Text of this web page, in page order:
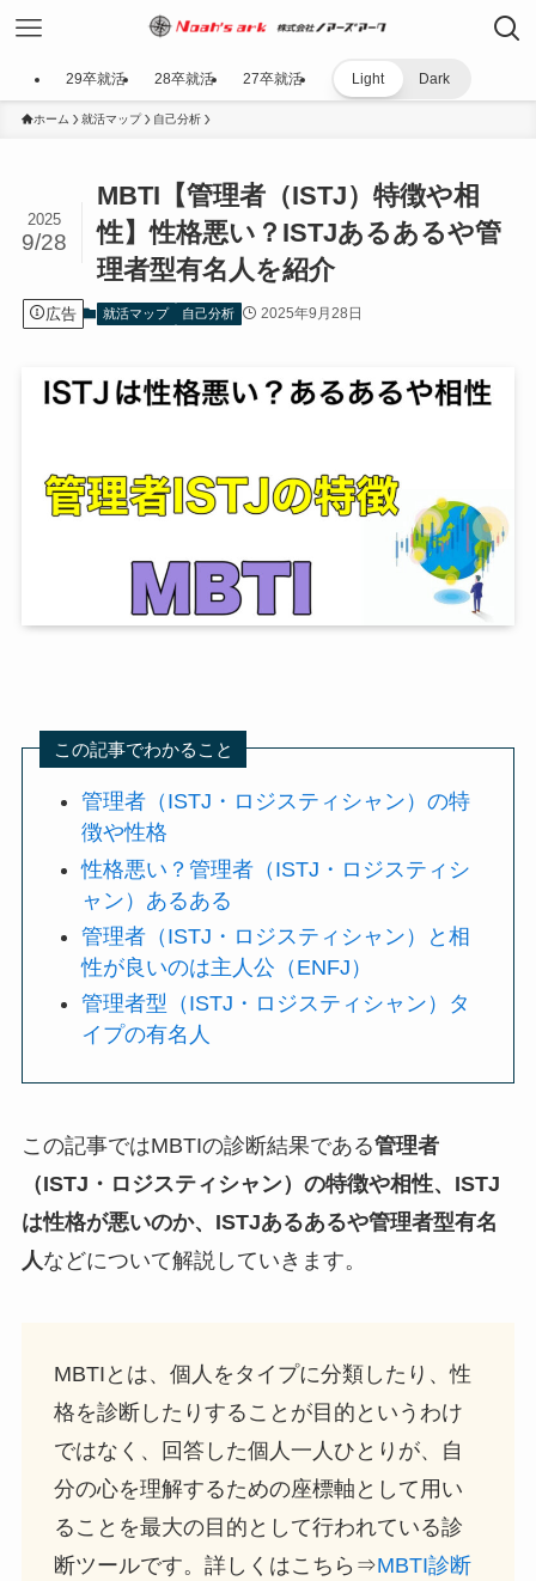
29卒就活 28卒就活 27卒就活 Light Dark
ホーム 就活マップ 自己分析
MBTI【管理者（ISTJ）特徴や相
性】性格悪い？ISTJあるあるや管
理者型有名人を紹介
2025
9/28
広告 就活マップ 自己分析 2025年9月28日
この記事でわかること
管理者（ISTJ・ロジスティシャン）の特
徴や性格
性格悪い？管理者（ISTJ・ロジスティシ
ャン）あるある
管理者（ISTJ・ロジスティシャン）と相
性が良いのは主人公（ENFJ）
管理者型（ISTJ・ロジスティシャン）タ
イプの有名人
この記事ではMBTIの診断結果である管理者
（ISTJ・ロジスティシャン）の特徴や相性、ISTJ
は性格が悪いのか、ISTJあるあるや管理者型有名
人などについて解説していきます。
MBTIとは、個人をタイプに分類したり、性
格を診断したりすることが目的というわけ
ではなく、回答した個人一人ひとりが、自
分の心を理解するための座標軸として用い
ることを最大の目的として行われている診
断ツールです。詳しくはこちら⇒MBTI診断